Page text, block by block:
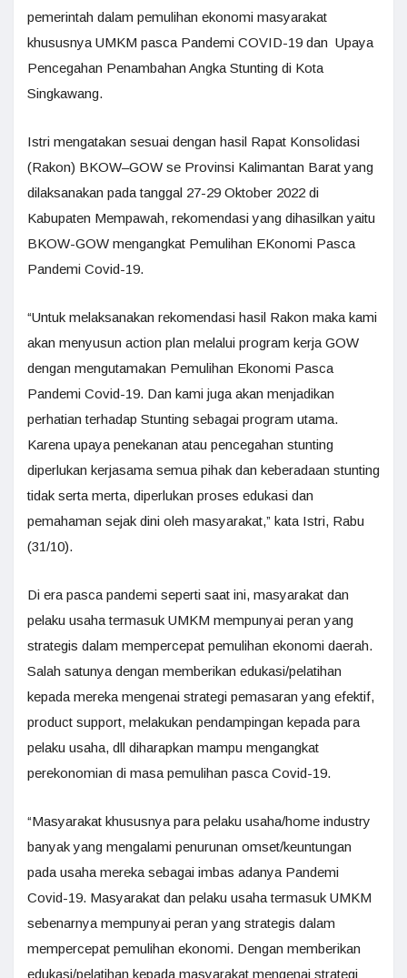
pemerintah dalam pemulihan ekonomi masyarakat
khususnya UMKM pasca Pandemi COVID-19 dan Upaya
Pencegahan Penambahan Angka Stunting di Kota
Singkawang.
Istri mengatakan sesuai dengan hasil Rapat Konsolidasi
(Rakon) BKOW–GOW se Provinsi Kalimantan Barat yang
dilaksanakan pada tanggal 27-29 Oktober 2022 di
Kabupaten Mempawah, rekomendasi yang dihasilkan yaitu
BKOW-GOW mengangkat Pemulihan EKonomi Pasca
Pandemi Covid-19.
“Untuk melaksanakan rekomendasi hasil Rakon maka kami
akan menyusun action plan melalui program kerja GOW
dengan mengutamakan Pemulihan Ekonomi Pasca
Pandemi Covid-19. Dan kami juga akan menjadikan
perhatian terhadap Stunting sebagai program utama.
Karena upaya penekanan atau pencegahan stunting
diperlukan kerjasama semua pihak dan keberadaan stunting
tidak serta merta, diperlukan proses edukasi dan
pemahaman sejak dini oleh masyarakat,” kata Istri, Rabu
(31/10).
Di era pasca pandemi seperti saat ini, masyarakat dan
pelaku usaha termasuk UMKM mempunyai peran yang
strategis dalam mempercepat pemulihan ekonomi daerah.
Salah satunya dengan memberikan edukasi/pelatihan
kepada mereka mengenai strategi pemasaran yang efektif,
product support, melakukan pendampingan kepada para
pelaku usaha, dll diharapkan mampu mengangkat
perekonomian di masa pemulihan pasca Covid-19.
“Masyarakat khususnya para pelaku usaha/home industry
banyak yang mengalami penurunan omset/keuntungan
pada usaha mereka sebagai imbas adanya Pandemi
Covid-19. Masyarakat dan pelaku usaha termasuk UMKM
sebenarnya mempunyai peran yang strategis dalam
mempercepat pemulihan ekonomi. Dengan memberikan
edukasi/pelatihan kepada masyarakat mengenai strategi